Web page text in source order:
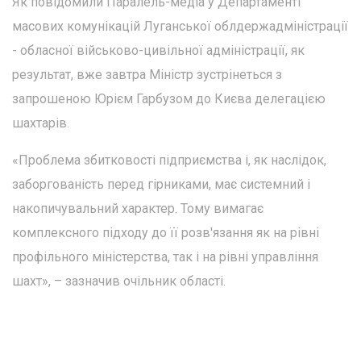
масових комунікацій Луганської облдержадміністрації
- обласної військово-цивільної адміністрації, як
результат, вже завтра Міністр зустрінеться з
запрошеною Юрієм Гарбузом до Києва делегацією
шахтарів.
«Проблема збитковості підприємства і, як наслідок,
заборгованість перед гірниками, має системний і
накопичувальний характер. Тому вимагає
комплексного підходу до її розв'язання як на рівні
профільного міністерства, так і на рівні управління
шахт», – зазначив очільник області.